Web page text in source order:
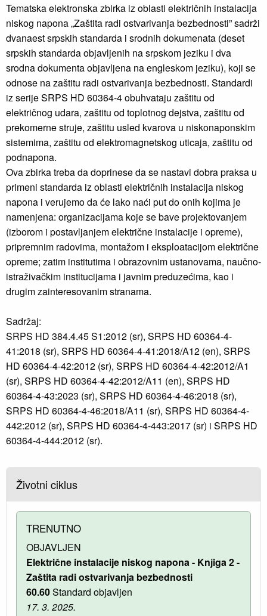
Tematska elektronska zbirka iz oblasti električnih instalacija
niskog napona „Zaštita radi ostvarivanja bezbednosti” sadrži
dvanaest srpskih standarda i srodnih dokumenata (deset
srpskih standarda objavljenih na srpskom jeziku i dva
srodna dokumenta objavljena na engleskom jeziku), koji se
odnose na zaštitu radi ostvarivanja bezbednosti. Standardi
iz serije SRPS HD 60364-4 obuhvataju zaštitu od
električnog udara, zaštitu od toplotnog dejstva, zaštitu od
prekomerne struje, zaštitu usled kvarova u niskonaponskim
sistemima, zaštitu od elektromagnetskog uticaja, zaštitu od
podnapona.
Ova zbirka treba da doprinese da se nastavi dobra praksa u
primeni standarda iz oblasti električnih instalacija niskog
napona i verujemo da će lako naći put do onih kojima je
namenjena: organizacijama koje se bave projektovanjem
(izborom i postavljanjem električne instalacije i opreme),
pripremnim radovima, montažom i eksploatacijom električne
opreme; zatim institutima i obrazovnim ustanovama, naučno-
istraživačkim institucijama i javnim preduzećima, kao i
drugim zainteresovanim stranama.
Sadržaj:
SRPS HD 384.4.45 S1:2012 (sr), SRPS HD 60364-4-
41:2018 (sr), SRPS HD 60364-4-41:2018/A12 (en), SRPS
HD 60364-4-42:2012 (sr), SRPS HD 60364-4-42:2012/A1
(sr), SRPS HD 60364-4-42:2012/A11 (en), SRPS HD
60364-4-43:2023 (sr), SRPS HD 60364-4-46:2018 (sr),
SRPS HD 60364-4-46:2018/A11 (sr), SRPS HD 60364-4-
442:2012 (sr), SRPS HD 60364-4-443:2017 (sr) i SRPS HD
60364-4-444:2012 (sr).
Životni ciklus
TRENUTNO
OBJAVLJEN
Električne instalacije niskog napona - Knјiga 2 -
Zaštita radi ostvarivanja bezbednosti
60.60Standard objavljen
17. 3. 2025.